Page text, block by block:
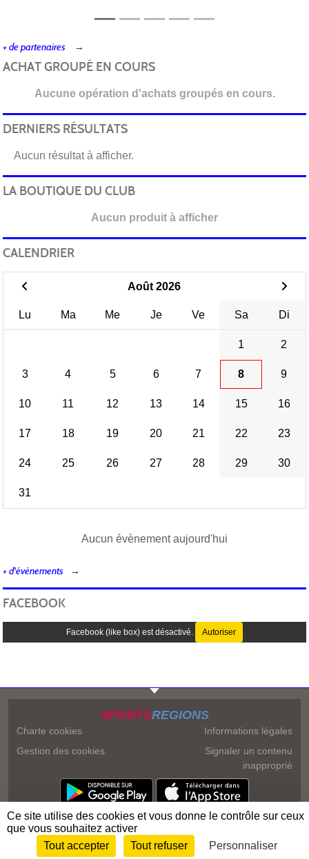
+ de partenaires
ACHAT GROUPÉ EN COURS
Aucune opération d'achats groupés en cours.
DERNIERS RÉSULTATS
Aucun résultat à afficher.
LA BOUTIQUE DU CLUB
Aucun produit à afficher
CALENDRIER
Août 2026
Lu Ma Me Je Ve Sa Di
1 2
3 4 5 6 7 8 9
10 11 12 13 14 15 16
17 18 19 20 21 22 23
24 25 26 27 28 29 30
31
Aucun évènement aujourd'hui
+ d'évènements
FACEBOOK
Facebook (like box) est désactivé. Autoriser
SPORTSREGIONS
Charte cookies
Gestion des cookies
Informations légales
Signaler un contenu
inapproprié
Envie de participer ? Connexion
Ce site utilise des cookies et vous donne le contrôle sur ceux
que vous souhaitez activer
Tout accepter
Tout refuser Personnaliser